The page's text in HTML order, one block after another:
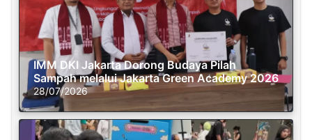
IMM DKI Jakarta Dorong Budaya Pilah
Sampah melalui Jakarta Green Academy 2026
28/07/2026